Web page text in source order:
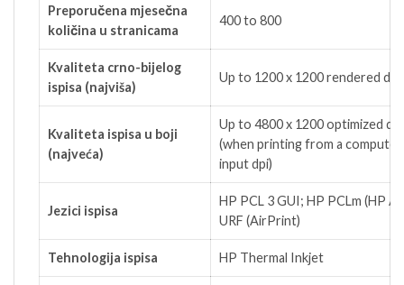
Preporučena mjesečna
količina u stranicama
400 to 800
Kvaliteta crno-bijelog
ispisa (najviša)
Up to 1200 x 1200 rendered dpi
Kvaliteta ispisa u boji
(najveća)
Up to 4800 x 1200 optimized
(when printing from a computer
input dpi)
Jezici ispisa
HP PCL 3 GUI; HP PCLm (HP
URF (AirPrint)
Tehnologija ispisa HP Thermal Inkjet